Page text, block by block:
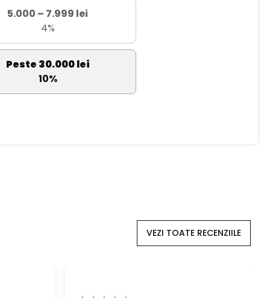
5.000 – 7.999 lei
4%
Peste 30.000 lei
10%
VEZI TOATE RECENZIILE